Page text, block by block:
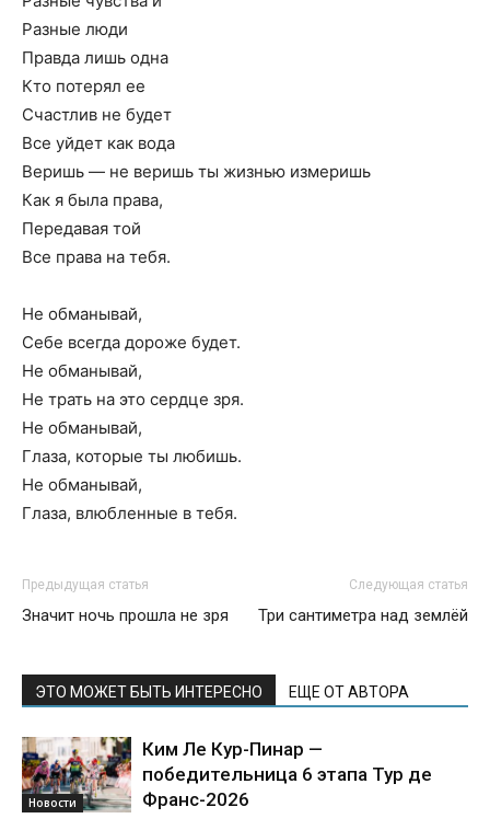
Разные люди
Правда лишь одна
Кто потерял ее
Счастлив не будет
Все уйдет как вода
Веришь — не веришь ты жизнью измеришь
Как я была права,
Передавая той
Все права на тебя.
Не обманывай,
Себе всегда дороже будет.
Не обманывай,
Не трать на это сердце зря.
Не обманывай,
Глаза, которые ты любишь.
Не обманывай,
Глаза, влюбленные в тебя.
Предыдущая статья
Значит ночь прошла не зря
Следующая статья
Три сантиметра над землёй
ЭТО МОЖЕТ БЫТЬ ИНТЕРЕСНО ЕЩЕ ОТ АВТОРА
Новости
Ким Ле Кур-Пинар —
победительница 6 этапа Тур де
Франс-2026